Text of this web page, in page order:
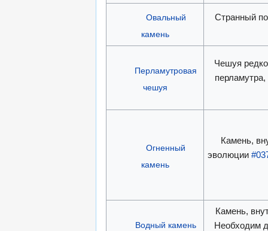
Овальный
камень
Странный
Перламутровая
чешуя
Чешуя
Огненный
камень
Камень,
эволюции
Водный камень
Камень,
Необходим